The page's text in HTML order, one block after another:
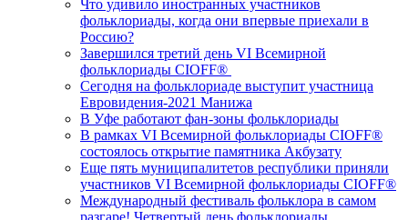
Что удивило иностранных участников
фольклориады, когда они впервые приехали в
Россию?
Завершился третий день VI Всемирной
фольклориады CIOFF®️
Сегодня на фольклориаде выступит участница
Евровидения-2021 Манижа
В Уфе работают фан-зоны фольклориады
В рамках VI Всемирной фольклориады CIOFF®️
состоялось открытие памятника Акбузату
Еще пять муниципалитетов республики приняли
участников VI Всемирной фольклориады CIOFF®️
Международный фестиваль фольклора в самом
разгаре! Четвертый день фольклориады